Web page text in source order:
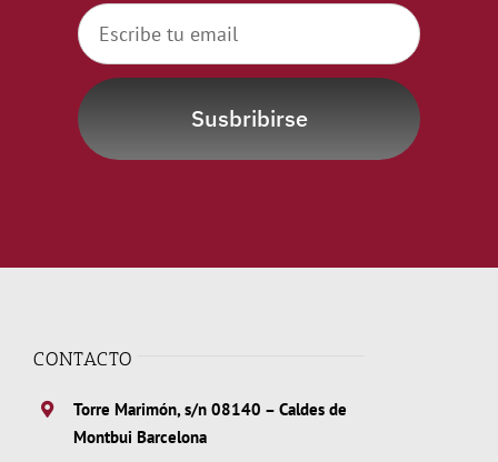
Susbribirse
CONTACTO
Torre Marimón, s/n 08140 – Caldes de
Montbui Barcelona